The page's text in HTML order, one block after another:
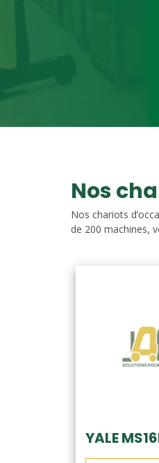
Nos
Nos chariots
de 200 machines,
YALE